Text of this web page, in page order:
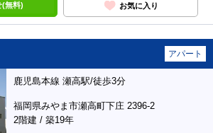
(無料) お気に入り
アパート
鹿児島本線 瀬高駅/徒歩3分
福岡県みやま市瀬高町下庄 2396-2
2階建 / 築19年